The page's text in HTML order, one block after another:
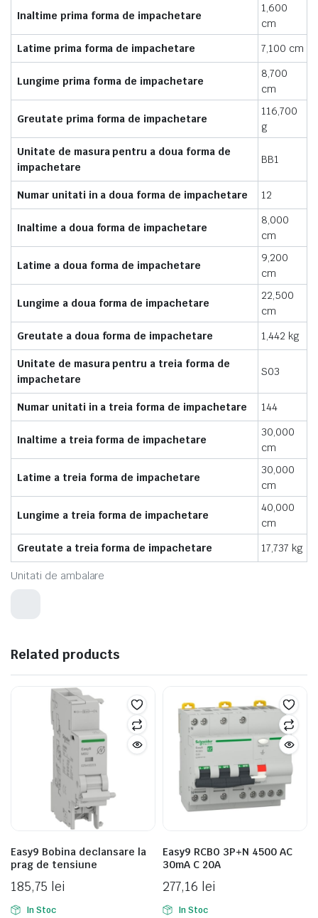
Unitati de ambalare
Inaltime prima forma de impachetare
1,600
cm
Latime prima forma de impachetare
7,100 cm
Lungime prima forma de impachetare
8,700
cm
Greutate prima forma de impachetare
116,700
g
Unitate de masura pentru a doua forma de
impachetare
BB1
Numar unitati in a doua forma de impachetare 12
Inaltime a doua forma de impachetare
8,000
cm
Latime a doua forma de impachetare
9,200
cm
Lungime a doua forma de impachetare
22,500
cm
Greutate a doua forma de impachetare
1,442 kg
Unitate de masura pentru a treia forma de
impachetare
S03
Numar unitati in a treia forma de impachetare 144
Inaltime a treia forma de impachetare
30,000
cm
Latime a treia forma de impachetare
30,000
cm
Lungime a treia forma de impachetare
40,000
cm
Greutate a treia forma de impachetare
17,737 kg
Related products
Easy9 Bobina declansare la
prag de tensiune
185,75 lei
In Stoc
Easy9 RCBO 3P+N 4500 AC
30mA C 20A
277,16 lei
In Stoc